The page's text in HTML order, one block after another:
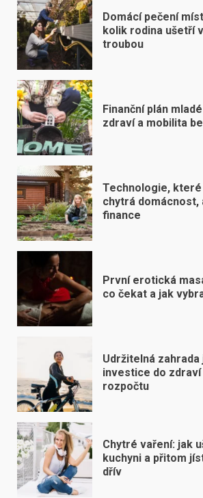
Domácí pečení
kolik rodina ušetří
troubou
Finanční plán
zdraví a mobilita
Technologie,
chytrá domácnost,
finance
První erotická
co čekat a jak
Udržitelná zahrada
investice do
rozpočtu
Chytré vaření: jak
kuchyni a přitom
dřív